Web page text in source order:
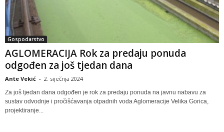
Gospodarstvo
AGLOMERACIJA Rok za predaju ponuda
odgođen za još tjedan dana
Ante Vekić - 2. siječnja 2024
Za još tjedan dana odgođen je rok za predaju ponuda na javnu nabavu za
sustav odvodnje i pročišćavanja otpadnih voda Aglomeracije Velika Gorica,
projektiranje...